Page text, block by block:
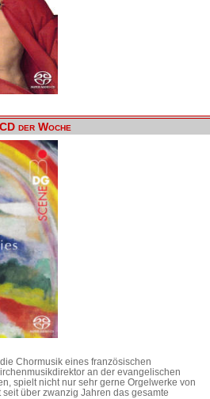
CD der Woche
Chormusik eines französischen
an der evangelischen
spielt nicht nur sehr gerne Orgelwerke von
über zwanzig Jahren das gesamte